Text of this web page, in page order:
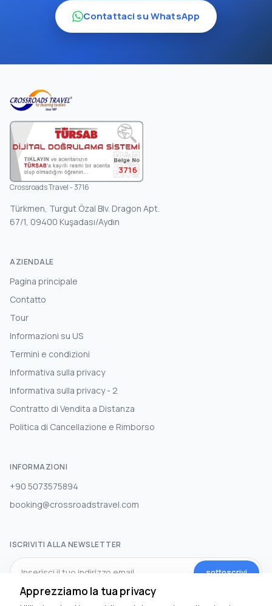
Contattaci su WhatsApp
3716
Crossroads Travel - 3716
Türkmen, Turgut Özal Blv. Dragon Apt.
67/1, 09400 Kuşadası/Aydın
AZIENDALE
Pagina principale
Contatto
Tour
Informazioni su US
Termini e condizioni
Informativa sulla privacy
Informativa sulla privacy - 2
Contratto di Vendita a Distanza
Politica di Cancellazione e Rimborso
INFORMAZIONI
+90 5073575894
booking@crossroadstravel.com
ISCRIVITI ALLA NEWSLETTER
sottoscrivi
Apprezziamo la tua privacy